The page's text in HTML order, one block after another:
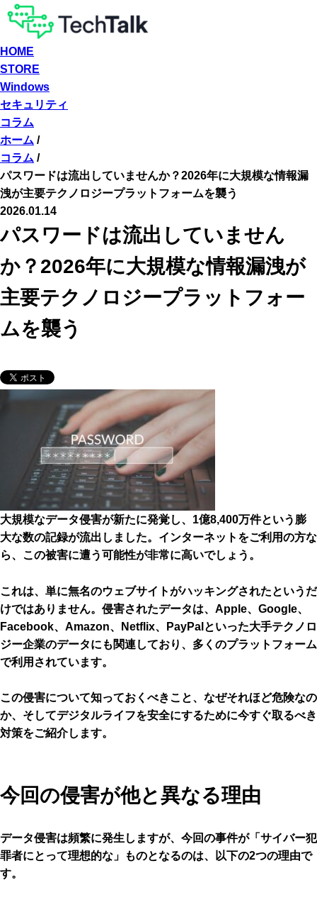
HOME
STORE
Windows
セキュリティ
コラム
ホーム /
コラム /
パスワードは流出していませんか？2026年に大規模な情報漏
洩が主要テクノロジープラットフォームを襲う
2026.01.14
パスワードは流出していません
か？2026年に大規模な情報漏洩が
主要テクノロジープラットフォー
ムを襲う
大規模なデータ侵害が新たに発覚し、 1億8,400万件という膨
大な数の記録が流出しました。インターネットをご利用の方な
ら、この被害に遭う可能性が非常に高いでしょう。
これは、単に無名のウェブサイトがハッキングされたというだ
けではありません。侵害されたデータは、Apple、Google、
Facebook、Amazon、Netflix、PayPalといった大手テクノロ
ジー企業のデータにも関連しており、多くのプラットフォーム
で利用されています。
この侵害について知っておくべきこと、なぜそれほど危険なの
か、そしてデジタルライフを安全にするために今すぐ取るべき
対策をご紹介します。
今回の侵害が他と異なる理由
データ侵害は頻繁に発生しますが、今回の事件が「サイバー犯
罪者にとって理想的な」ものとなるのは、以下の2つの理由で
す。